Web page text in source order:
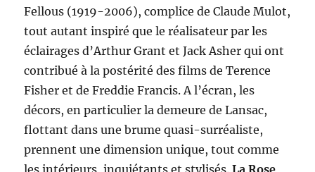
Fellous (1919-2006), complice de Claude Mulot,
tout autant inspiré que le réalisateur par les
éclairages d’Arthur Grant et Jack Asher qui ont
contribué à la postérité des films de Terence
Fisher et de Freddie Francis. A l’écran, les
décors, en particulier la demeure de Lansac,
flottant dans une brume quasi-surréaliste,
prennent une dimension unique, tout comme